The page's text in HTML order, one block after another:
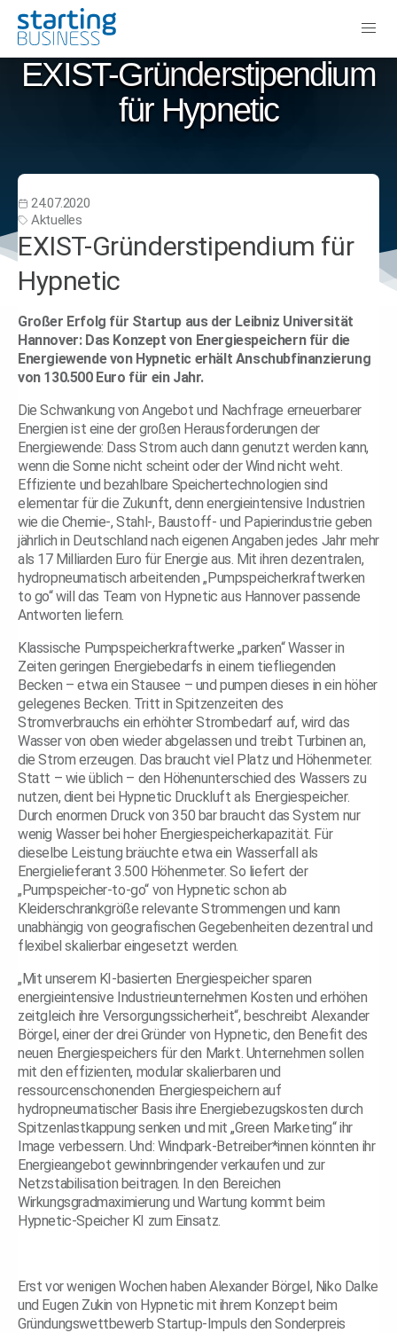
EXIST-Gründerstipendium
für Hypnetic
24.07.2020
Aktuelles
EXIST-Gründerstipendium für
Hypnetic
Großer Erfolg für Startup aus der Leibniz Universität
Hannover: Das Konzept von Energiespeichern für die
Energiewende von Hypnetic erhält Anschubfinanzierung
von 130.500 Euro für ein Jahr.
Die Schwankung von Angebot und Nachfrage erneuerbarer
Energien ist eine der großen Herausforderungen der
Energiewende: Dass Strom auch dann genutzt werden kann,
wenn die Sonne nicht scheint oder der Wind nicht weht.
Effiziente und bezahlbare Speichertechnologien sind
elementar für die Zukunft, denn energieintensive Industrien
wie die Chemie-, Stahl-, Baustoff- und Papierindustrie geben
jährlich in Deutschland nach eigenen Angaben jedes Jahr mehr
als 17 Milliarden Euro für Energie aus. Mit ihren dezentralen,
hydropneumatisch arbeitenden „Pumpspeicherkraftwerken
to go“ will das Team von Hypnetic aus Hannover passende
Antworten liefern.
Klassische Pumpspeicherkraftwerke „parken“ Wasser in
Zeiten geringen Energiebedarfs in einem tiefliegenden
Becken – etwa ein Stausee – und pumpen dieses in ein höher
gelegenes Becken. Tritt in Spitzenzeiten des
Stromverbrauchs ein erhöhter Strombedarf auf, wird das
Wasser von oben wieder abgelassen und treibt Turbinen an,
die Strom erzeugen. Das braucht viel Platz und Höhenmeter.
Statt – wie üblich – den Höhenunterschied des Wassers zu
nutzen, dient bei Hypnetic Druckluft als Energiespeicher.
Durch enormen Druck von 350 bar braucht das System nur
wenig Wasser bei hoher Energiespeicherkapazität. Für
dieselbe Leistung bräuchte etwa ein Wasserfall als
Energielieferant 3.500 Höhenmeter. So liefert der
„Pumpspeicher-to-go“ von Hypnetic schon ab
Kleiderschrankgröße relevante Strommengen und kann
unabhängig von geografischen Gegebenheiten dezentral und
flexibel skalierbar eingesetzt werden.
„Mit unserem KI-basierten Energiespeicher sparen
energieintensive Industrieunternehmen Kosten und erhöhen
zeitgleich ihre Versorgungssicherheit“, beschreibt Alexander
Börgel, einer der drei Gründer von Hypnetic, den Benefit des
neuen Energiespeichers für den Markt. Unternehmen sollen
mit den effizienten, modular skalierbaren und
ressourcenschonenden Energiespeichern auf
hydropneumatischer Basis ihre Energiebezugskosten durch
Spitzenlastkappung senken und mit „Green Marketing“ ihr
Image verbessern. Und: Windpark-Betreiber*innen könnten ihr
Energieangebot gewinnbringender verkaufen und zur
Netzstabilisation beitragen. In den Bereichen
Wirkungsgradmaximierung und Wartung kommt beim
Hypnetic-Speicher KI zum Einsatz.
Erst vor wenigen Wochen haben Alexander Börgel, Niko Dalke
und Eugen Zukin von Hypnetic mit ihrem Konzept beim
Gründungswettbewerb Startup-Impuls den Sonderpreis